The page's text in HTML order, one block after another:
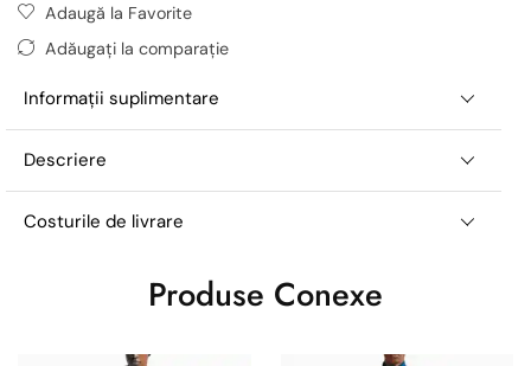
Adaugă la Favorite
Adăugați la comparație
Informații suplimentare
Descriere
Costurile de livrare
Produse Conexe